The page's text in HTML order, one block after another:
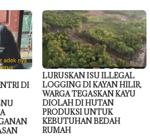
DI
LURUSKAN ISU ILLEGAL
LOGGING DI KAYAN HILIR,
WARGA TEGASKAN KAYU
DIOLAH DI HUTAN
PRODUKSI UNTUK
KEBUTUHAN BEDAH
RUMAH